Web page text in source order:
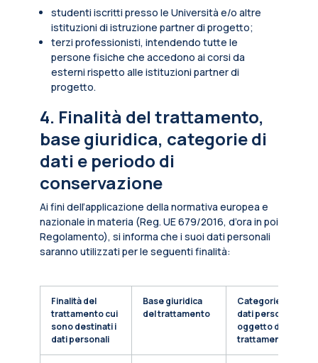
studenti iscritti presso le Università e/o altre
istituzioni di istruzione partner di progetto;
terzi professionisti, intendendo tutte le
persone fisiche che accedono ai corsi da
esterni rispetto alle istituzioni partner di
progetto.
4. Finalità del trattamento,
base giuridica, categorie di
dati e periodo di
conservazione
Ai fini dell’applicazione della normativa europea e
nazionale in materia (Reg. UE 679/2016, d’ora in poi
Regolamento), si informa che i suoi dati personali
saranno utilizzati per le seguenti finalità:
Finalità del
trattamento cui
sono destinati i
dati personali
Base giuridica
del trattamento
Categorie di
dati personali
oggetto di
trattamento